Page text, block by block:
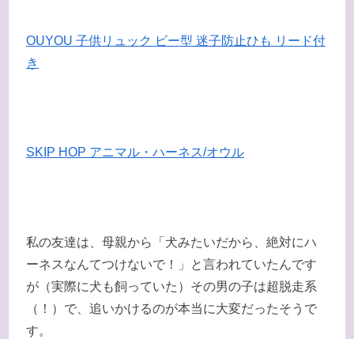
OUYOU 子供リュック ビー型 迷子防止ひも リード付
き
SKIP HOP アニマル・ハーネス/オウル
私の友達は、母親から「犬みたいだから、絶対にハ
ーネスなんてつけないで！」と言われていたんです
が（実際に犬も飼っていた）その男の子は超脱走系
（！）で、追いかけるのが本当に大変だったそうで
す。